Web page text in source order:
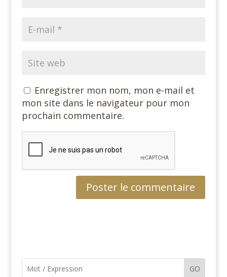
Enregistrer mon nom, mon e-mail et
mon site dans le navigateur pour mon
prochain commentaire.
GO